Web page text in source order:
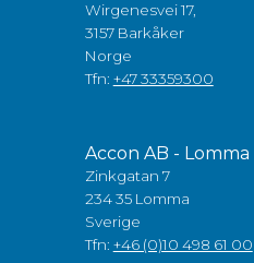
Wirgenesvei 17,
3157 Barkåker
Norge
Tfn: +47 33359300
Accon AB - Lomma
Zinkgatan 7
234 35 Lomma
Sverige
Tfn: +46 (0)10 498 61 00